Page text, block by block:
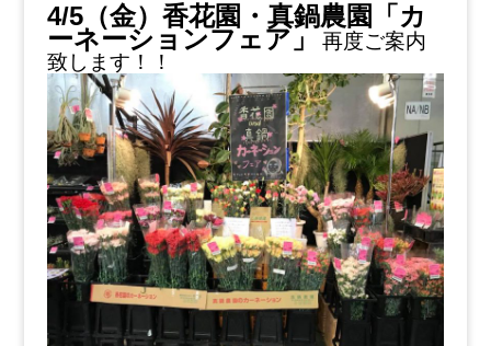
4/5（金）香花園・真鍋農園「カ
ーネーションフェア」
再度ご案内
致します！！